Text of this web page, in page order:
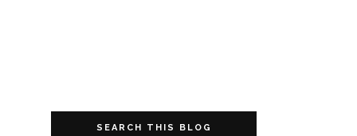
SEARCH THIS BLOG